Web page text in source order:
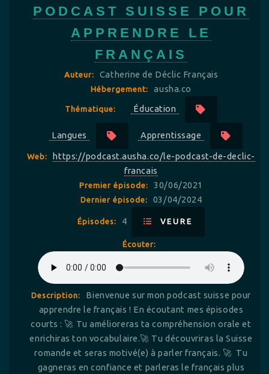
PODCAST SUISSE POUR
APPRENDRE LE
FRANÇAIS
Auteur: Catherine de Déclic Français
Hébergement: ausha.co
Thématique: Éducation
Langues Apprentissage
Web:
https://podcast.ausha.co/le-podcast-de-declic-
francais
Premier épisode: 30/06/2021
Dernier épisode: 03/04/2024
Épisodes: 4 VEURE
Écouter:
Description:
Bienvenue sur mon podcast suisse pour
apprendre le français ! En écoutant mes épisodes
courts : 🚀 Tu amélioreras ta compréhension orale et
enrichiras ton vocabulaire.🚀 Tu découvriras la Suisse
romande et seras motivé(e) à parler français. 🚀 Tu
gagneras en confiance et parleras le français plus